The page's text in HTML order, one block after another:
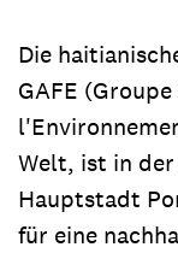
Die
GAFE
Welt, ist in der
Hauptstadt
für eine